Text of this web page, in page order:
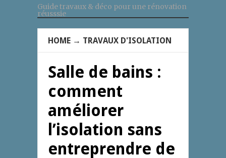
Guide travaux & déco pour une rénovation
réusssie
HOME → TRAVAUX D'ISOLATION
Salle de bains :
comment
améliorer
l’isolation sans
entreprendre de